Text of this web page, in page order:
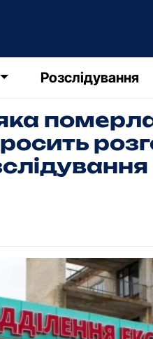
Розслідування
померла